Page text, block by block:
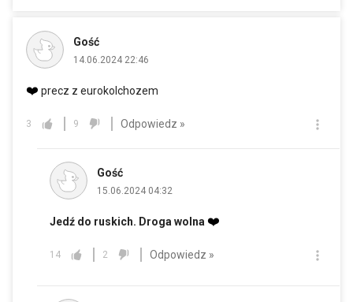
Gość
14.06.2024 22:46
❤️ precz z eurokolchozem
3 9 Odpowiedz »
Gość
15.06.2024 04:32
Jedź do ruskich. Droga wolna ❤️
14 2 Odpowiedz »